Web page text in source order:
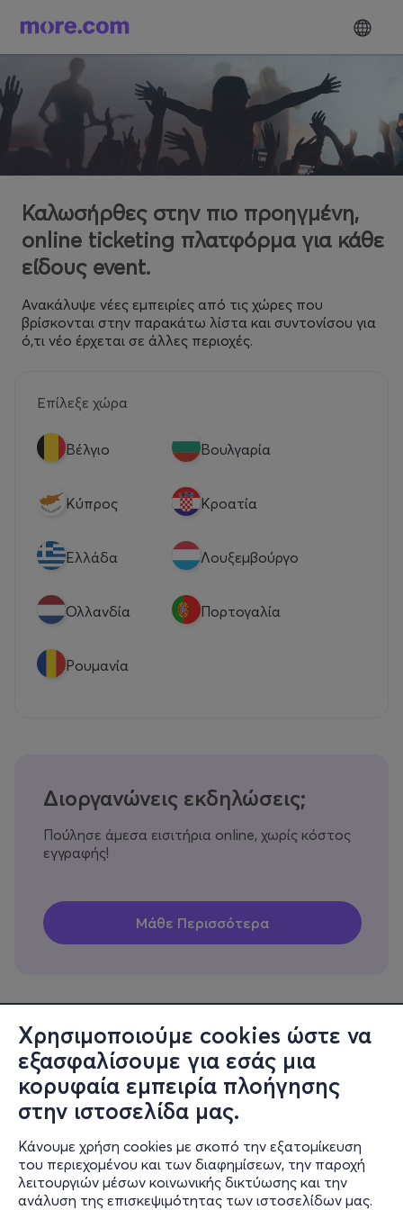
Χρησιμοποιούμε cookies ώστε να
εξασφαλίσουμε για εσάς μια
κορυφαία εμπειρία πλοήγησης
στην ιστοσελίδα μας.
Κάνουμε χρήση cookies με σκοπό την εξατομίκευση
του περιεχομένου και των διαφημίσεων, την παροχή
λειτουργιών μέσων κοινωνικής δικτύωσης και την
ανάλυση της επισκεψιμότητας των ιστοσελίδων μας.
Καλωσήρθες στην πιο προηγμένη,
online ticketing πλατφόρμα για κάθε
είδους event.
Ανακάλυψε νέες εμπειρίες από τις χώρες που
βρίσκονται στην παρακάτω λίστα και συντονίσου για
ό,τι νέο έρχεται σε άλλες περιοχές.
Επίλεξε χώρα
Βέλγιο Βουλγαρία
Κύπρος Κροατία
Eλλάδα Λουξεμβούργο
Ολλανδία Πορτογαλία
Ρουμανία
Διοργανώνεις εκδηλώσεις;
Πούλησε άμεσα εισιτήρια online, χωρίς κόστος
εγγραφής!
Πληροφορίες
Υποστήριξη
Stay Connected